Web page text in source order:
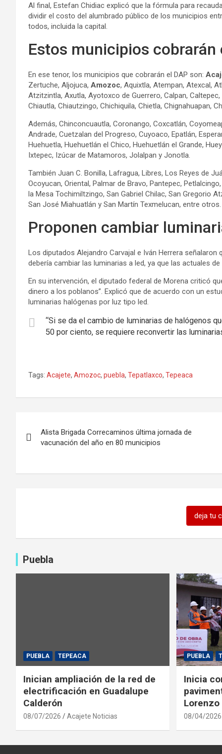
Al final, Estefan Chidiac explicó que la fórmula para
dividir el costo del alumbrado público de los municipios
todos, incluida la capital.
Estos municipios cobrarán
En ese tenor, los municipios que cobrarán el DAP son:
Zertuche, Aljojuca, Amozoc, Aquixtla, Atempan, Atexcal,
Atzitzintla, Axutla, Ayotoxco de Guerrero, Calpan,
Chiautla, Chiautzingo, Chichiquila, Chietla, Chignahuapan,
Además, Chinconcuautla, Coronango, Coxcatlán,
Andrade, Cuetzalan del Progreso, Cuyoaco, Epatlán,
Huehuetla, Huehuetlán el Chico, Huehuetlán el Grande,
Ixtepec, Izúcar de Matamoros, Jolalpan y Jonotla.
También Juan C. Bonilla, Lafragua, Libres, Los Reyes de
Ocoyucan, Oriental, Palmar de Bravo, Pantepec,
la Mesa Tochimiltzingo, San Gabriel Chilac, San Gregorio
San José Miahuatlán y San Martín Texmelucan, entre otros.
Proponen cambiar
Los diputados Alejandro Carvajal e Iván Herrera señalaron
debería cambiar las luminarias a led, ya que las actuales
En su intervención, el diputado federal de Morena criticó
dinero a los poblanos”. Explicó que de acuerdo con un
luminarias halógenas por luz tipo led.
“Si se da el cambio de luminarias de halógenos
50 por ciento, se requiere reconvertir las
Tags: Acajete, Amozoc, puebla, Tepatlaxco, Tepeaca
de
Alista Brigada Correcaminos última jornada de
vacunación del año en 80 municipios
deja tu
Puebla
PUEBLA TEPEACA
Inician ampliación de la red de
electrificación en Guadalupe
Calderón
08/07/2026 Acajete Noticias
PUEBLA
Inicia
Lorenzo
08/04/2026